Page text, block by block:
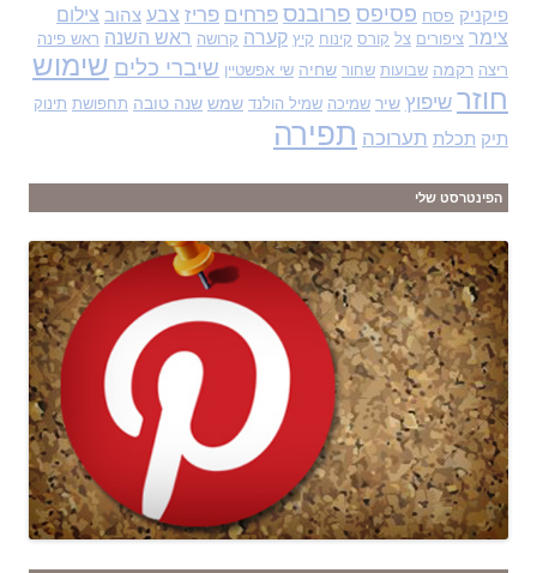
פיקניק פסח פסיפס פרובנס פרחים פריז צבע צהוב צילום
צימר ציפורים צל קורס קינוח קיץ קערה קרושה ראש השנה ראש פינה
ריצה רקמה שבועות שחור שחיה שי אפשטיין שיברי כלים שימוש
חוזר שיפוץ שיר שמיכה שמיל הולנד שמש שנה טובה תחפושת תינוק
תיק תכלת תערוכה תפירה
הפינטרסט שלי